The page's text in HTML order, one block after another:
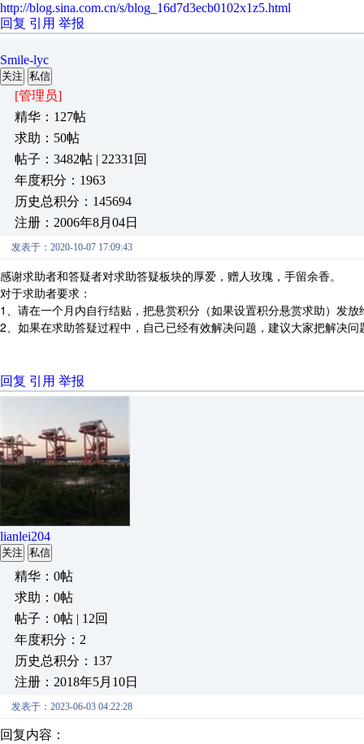
http://blog.sina.com.cn/s/blog_16d7d3ecb0102x1z5.html
回复 引用 举报
Smile-lyc
关注 私信
[管理员]
精华：127帖
求助：50帖
帖子：3482帖 | 22331回
年度积分：1963
历史总积分：145694
注册：2006年8月04日
发表于：2020-10-07 17:09:43
感谢求助者和答疑者对求助答疑板块的厚爱，赠人玫瑰，手留余香。
对于求助者要求：
1、请在一个月内自行结贴，把悬赏积分（如果设置积分悬赏求助）发放
2、如果在求助答疑过程中，自己已经有效解决问题，建议大家把解决
回复 引用 举报
lianlei204
关注 私信
精华：0帖
求助：0帖
帖子：0帖 | 12回
年度积分：2
历史总积分：137
注册：2018年5月10日
发表于：2023-06-03 04:22:28
回复内容：